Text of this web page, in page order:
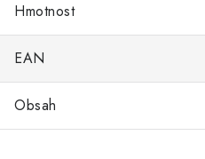
Hmotnost
EAN
Obsah